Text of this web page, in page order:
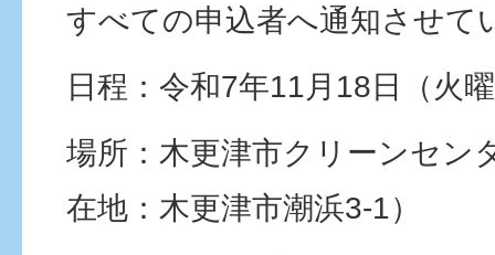
すべての申込者へ通知させて
日程：令和7年11月18日（火
場所：木更津市クリーンセン
在地：木更津市潮浜3-1）